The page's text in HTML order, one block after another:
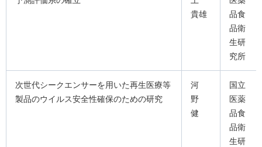
貴雄
品食
品衛
生研
究所
次世代シークエンサーを用いた再生医療等
製品のウイルス安全性確保のための研究
河
野
健
国立
医薬
品食
品衛
生研